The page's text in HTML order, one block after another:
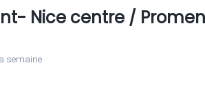
Nice centre /
semaine